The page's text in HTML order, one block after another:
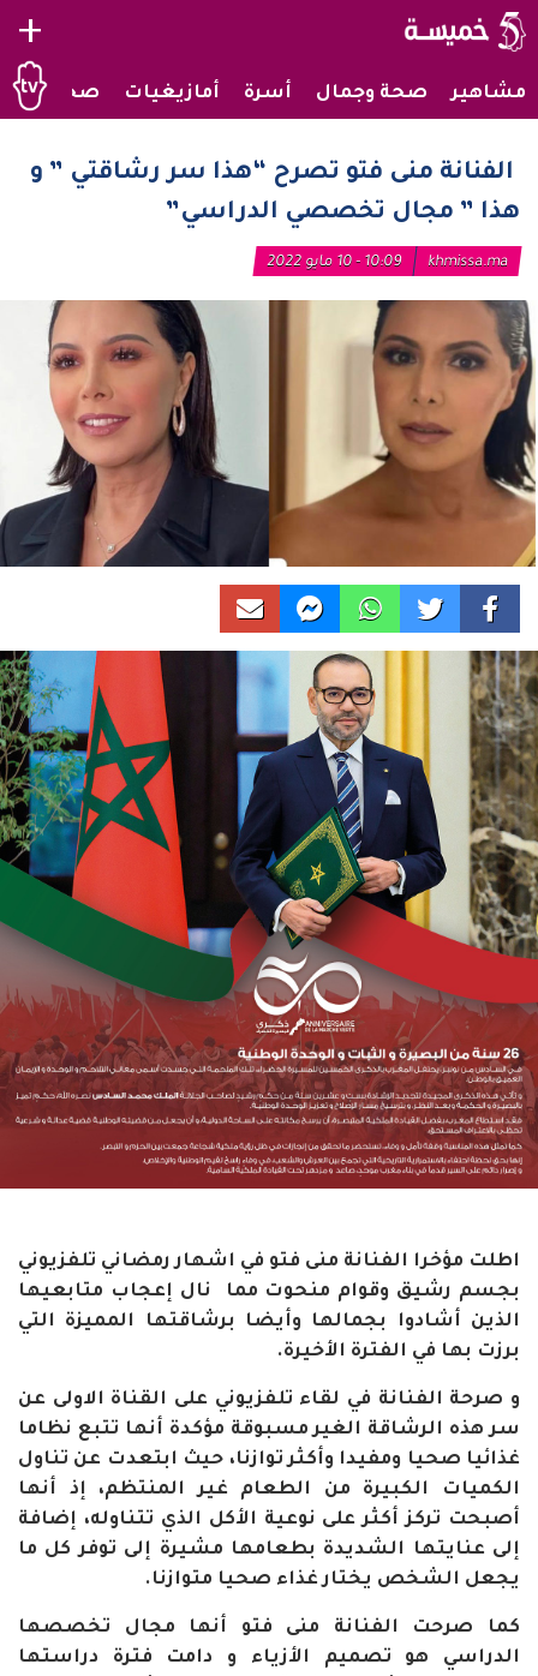
+
مشاهير صحة وجمال أسرة أمازيغيات صحراويات
الفنانة منى فتو تصرح “هذا سر رشاقتي ” و
هذا ” مجال تخصصي الدراسي”
khmissa.ma 10:09 - 10 مايو 2022
اطلت مؤخرا الفنانة منى فتو في اشهار رمضاني تلفزيوني
بجسم رشيق وقوام منحوت مما نال إعجاب متابعيها
الذين أشادوا بجمالها وأيضا برشاقتها المميزة التي
برزت بها في الفترة الأخيرة.
و صرحة الفنانة في لقاء تلفزيوني على القناة الاولى عن
سر هذه الرشاقة الغير مسبوقة مؤكدة أنها تتبع نظاما
غذائيا صحيا ومفيدا وأكثر توازنا، حيث ابتعدت عن تناول
الكميات الكبيرة من الطعام غير المنتظم، إذ أنها
أصبحت تركز أكثر على نوعية الأكل الذي تتناوله، إضافة
إلى عنايتها الشديدة بطعامها مشيرة إلى توفر كل ما
يجعل الشخص يختار غذاء صحيا متوازنا.
كما صرحت الفنانة منى فتو أنها مجال تخصصها
الدراسي هو تصميم الأزياء و دامت فترة دراستها